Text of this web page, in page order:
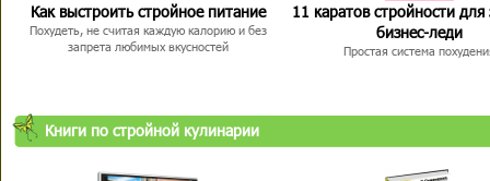
Как выстроить стройное питание
Похудеть, не считая каждую калорию и без
запрета любимых вкусностей
11 каратов стройности для
бизнес-леди
Простая система
Книги по стройной кулинарии